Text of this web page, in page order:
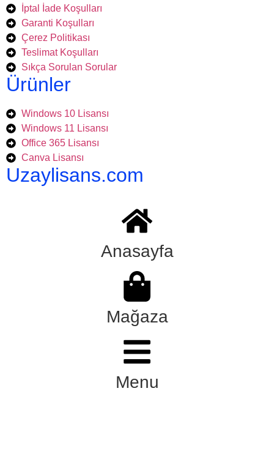
İptal İade Koşulları
Garanti Koşulları
Çerez Politikası
Teslimat Koşulları
Sıkça Sorulan Sorular
Ürünler
Windows 10 Lisansı
Windows 11 Lisansı
Office 365 Lisansı
Canva Lisansı
Uzaylisans.com
Anasayfa
Mağaza
Menu